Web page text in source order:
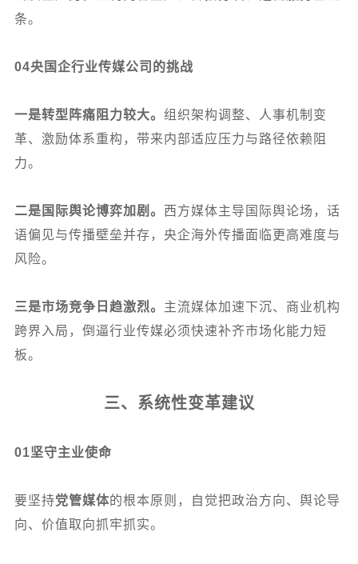
条。
04央国企行业传媒公司的挑战
一是转型阵痛阻力较大。 组织架构调整、人事机制变
革、激励体系重构，带来内部适应压力与路径依赖阻
力。
二是国际舆论博弈加剧。 西方媒体主导国际舆论场，话
语偏见与传播壁垒并存，央企海外传播面临更高难度与
风险。
三是市场竞争日趋激烈。 主流媒体加速下沉、商业机构
跨界入局，倒逼行业传媒必须快速补齐市场化能力短
板。
三、系统性变革建议
01坚守主业使命
要坚持党管媒体的根本原则，自觉把政治方向、舆论导
向、价值取向抓牢抓实。